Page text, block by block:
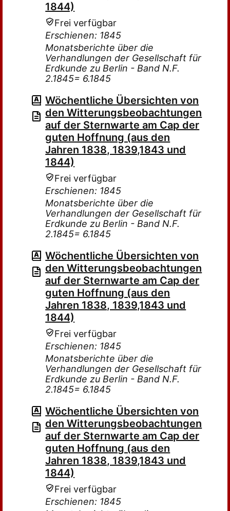
1844)
Frei verfügbar
Erschienen: 1845
Monatsberichte über die
Verhandlungen der Gesellschaft für
Erdkunde zu Berlin - Band N.F.
2.1845= 6.1845
Wöchentliche Übersichten von
den Witterungsbeobachtungen
auf der Sternwarte am Cap der
guten Hoffnung (aus den
Jahren 1838, 1839,1843 und
1844)
Frei verfügbar
Erschienen: 1845
Monatsberichte über die
Verhandlungen der Gesellschaft für
Erdkunde zu Berlin - Band N.F.
2.1845= 6.1845
Wöchentliche Übersichten von
den Witterungsbeobachtungen
auf der Sternwarte am Cap der
guten Hoffnung (aus den
Jahren 1838, 1839,1843 und
1844)
Frei verfügbar
Erschienen: 1845
Monatsberichte über die
Verhandlungen der Gesellschaft für
Erdkunde zu Berlin - Band N.F.
2.1845= 6.1845
Wöchentliche Übersichten von
den Witterungsbeobachtungen
auf der Sternwarte am Cap der
guten Hoffnung (aus den
Jahren 1838, 1839,1843 und
1844)
Frei verfügbar
Erschienen: 1845